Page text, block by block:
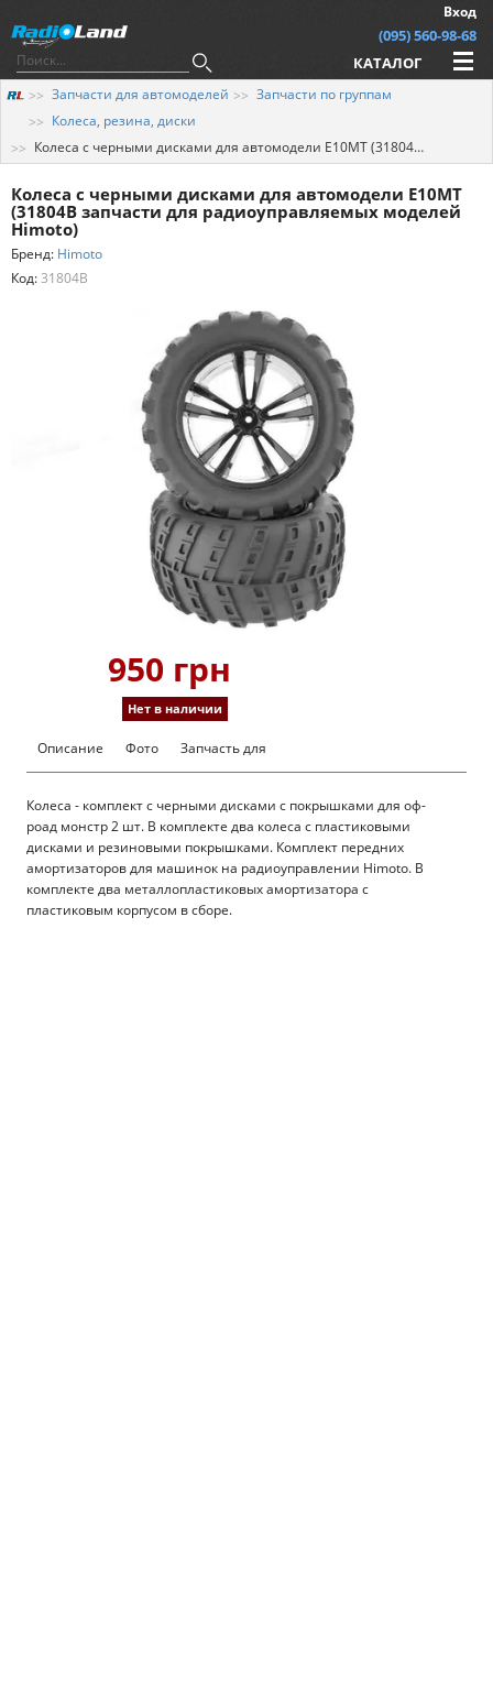
Вход
(095) 560-98-68
КАТАЛОГ
Запчасти для автомоделей
Запчасти по группам
Колеса, резина, диски
Колеса с черными дисками для автомодели E10MT (31804B запчасти для радиоуправляемых моделей Himoto)
Колеса с черными дисками для автомодели E10MT
(31804B запчасти для радиоуправляемых моделей
Himoto)
Бренд: Himoto
Код:31804B
950 грн
Нет в наличии
Описание Фото Запчасть для
Колеса - комплект с черными дисками с покрышками для оф-
роад монстр 2 шт. В комплекте два колеса с пластиковыми
дисками и резиновыми покрышками. Комплект передних
амортизаторов для машинок на радиоуправлении Himoto. В
комплекте два металлопластиковых амортизатора с
пластиковым корпусом в сборе.